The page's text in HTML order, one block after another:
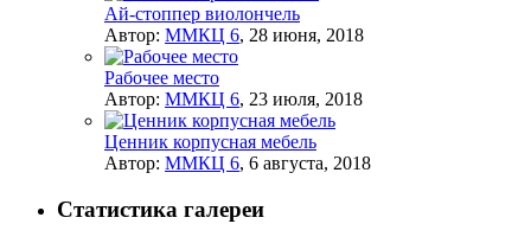
Ай-стоппер виолончель
Автор: ММКЦ 6, 28 июня, 2018
Рабочее место
Автор: ММКЦ 6, 23 июля, 2018
Ценник корпусная мебель
Автор: ММКЦ 6, 6 августа, 2018
Статистика галереи